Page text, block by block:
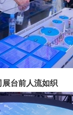
展台前人流如织